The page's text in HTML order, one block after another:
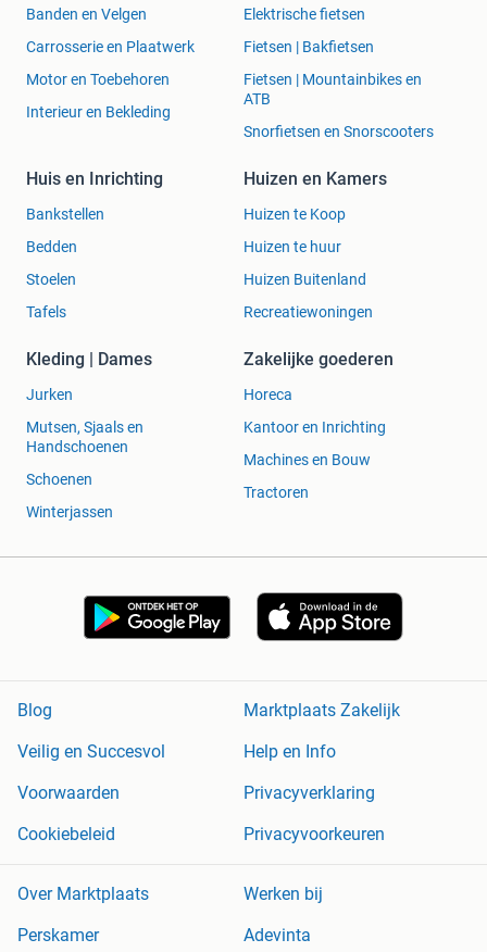
Banden en Velgen
Carrosserie en Plaatwerk
Motor en Toebehoren
Interieur en Bekleding
Elektrische fietsen
Fietsen | Bakfietsen
Fietsen | Mountainbikes en
ATB
Snorfietsen en Snorscooters
Huis en Inrichting
Bankstellen
Bedden
Stoelen
Tafels
Huizen en Kamers
Huizen te Koop
Huizen te huur
Huizen Buitenland
Recreatiewoningen
Kleding | Dames
Jurken
Mutsen, Sjaals en
Handschoenen
Schoenen
Winterjassen
Zakelijke goederen
Horeca
Kantoor en Inrichting
Machines en Bouw
Tractoren
Blog
Marktplaats Zakelijk
Veilig en Succesvol
Help en Info
Voorwaarden
Privacyverklaring
Cookiebeleid
Privacyvoorkeuren
Over Marktplaats
Werken bij
Perskamer
Adevinta